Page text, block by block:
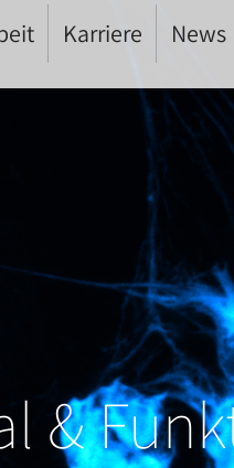
Karriere News
&